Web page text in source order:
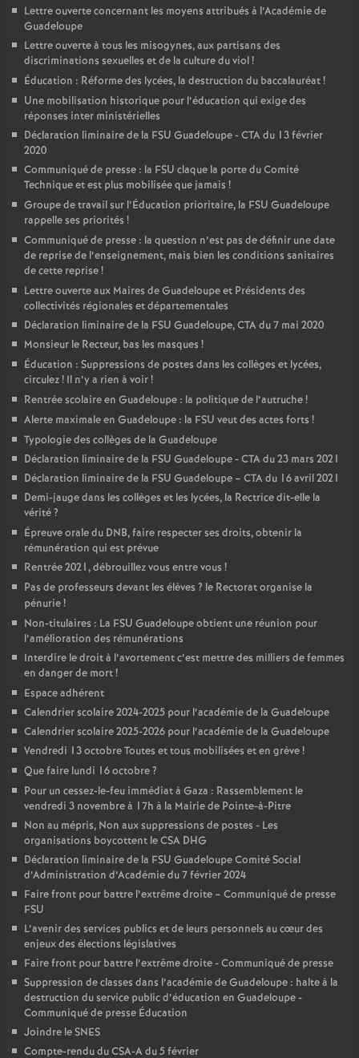
Lettre ouverte concernant les moyens attribués à l’Académie de
Guadeloupe
Lettre ouverte à tous les misogynes, aux partisans des
discriminations sexuelles et de la culture du viol!
Éducation : Réforme des lycées, la destruction du baccalauréat!
Une mobilisation historique pour l’éducation qui exige des
réponses inter ministérielles
Déclaration liminaire de la FSU Guadeloupe - CTA du 13 février
2020
Communiqué de presse : la FSU claque la porte du Comité
Technique et est plus mobilisée que jamais !
Groupe de travail sur l’Éducation prioritaire, la FSU Guadeloupe
rappelle ses priorités !
Communiqué de presse : la question n’est pas de définir une date
de reprise de l’enseignement, mais bien les conditions sanitaires
de cette reprise!
Lettre ouverte aux Maires de Guadeloupe et Présidents des
collectivités régionales et départementales
Déclaration liminaire de la FSU Guadeloupe, CTA du 7 mai 2020
Monsieur le Recteur, bas les masques !
Éducation : Suppressions de postes dans les collèges et lycées,
circulez! Il n’y a rien à voir!
Rentrée scolaire en Guadeloupe : la politique de l’autruche!
Alerte maximale en Guadeloupe : la FSU veut des actes forts !
Typologie des collèges de la Guadeloupe
Déclaration liminaire de la FSU Guadeloupe - CTA du 23 mars 2021
Déclaration liminaire de la FSU Guadeloupe – CTA du 16 avril 2021
Demi-jauge dans les collèges et les lycées, la Rectrice dit-elle la
vérité?
Épreuve orale du DNB, faire respecter ses droits, obtenir la
rémunération qui est prévue
Rentrée 2021, débrouillez vous entre vous !
Pas de professeurs devant les élèves ? le Rectorat organise la
pénurie!
Non-titulaires : La FSU Guadeloupe obtient une réunion pour
l’amélioration des rémunérations
Interdire le droit à l’avortement c’est mettre des milliers de femmes
en danger de mort!
Espace adhérent
Calendrier scolaire 2024-2025 pour l’académie de la Guadeloupe
Calendrier scolaire 2025-2026 pour l’académie de la Guadeloupe
Vendredi 13 octobre Toutes et tous mobilisées et en grève!
Que faire lundi 16 octobre?
Pour un cessez-le-feu immédiat à Gaza : Rassemblement le
vendredi 3 novembre à 17h à la Mairie de Pointe-à-Pitre
Non au mépris, Non aux suppressions de postes - Les
organisations boycottent le CSA DHG
Déclaration liminaire de la FSU Guadeloupe Comité Social
d’Administration d’Académie du 7 février 2024
Faire front pour battre l’extrême droite – Communiqué de presse
FSU
L’avenir des services publics et de leurs personnels au cœur des
enjeux des élections législatives
Faire front pour battre l’extrême droite - Communiqué de presse
Suppression de classes dans l’académie de Guadeloupe : halte à la
destruction du service public d’éducation en Guadeloupe -
Communiqué de presse Éducation
Joindre le SNES
Compte-rendu du CSA-A du 5 février